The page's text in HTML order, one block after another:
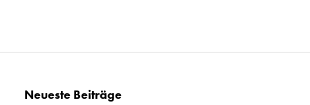
Neueste Beiträge